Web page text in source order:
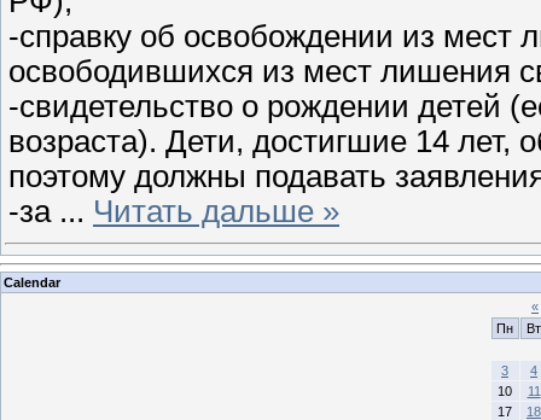
-справку об освобождении из мест
освободившихся из мест лишения
-свидетельство о рождении детей
возраста). Дети, достигшие 14 лет,
поэтому должны подавать
-за ... Читать дальше »
Calendar
«
Пн
Вт
3
4
10
11
17
18